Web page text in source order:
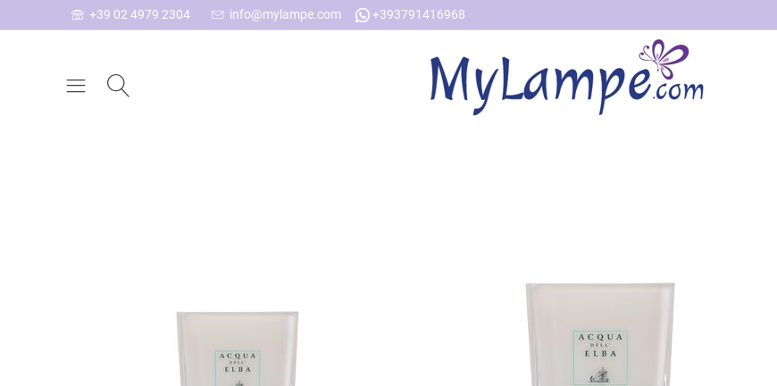
+39 02 4979 2304 info@mylampe.com +393791416968